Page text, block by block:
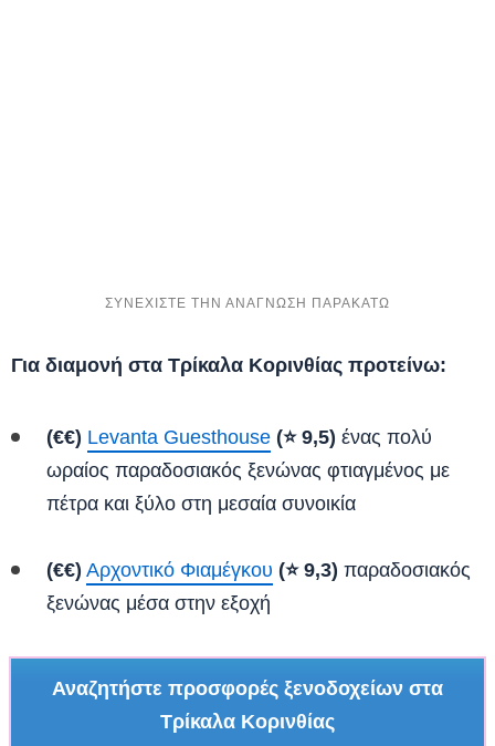
Για διαμονή στα Τρίκαλα Κορινθίας προτείνω:
(€€) Levanta Guesthouse (⭐ 9,5) ένας πολύ
ωραίος παραδοσιακός ξενώνας φτιαγμένος με
πέτρα και ξύλο στη μεσαία συνοικία
(€€) Αρχοντικό Φιαμέγκου (⭐ 9,3) παραδοσιακός
ξενώνας μέσα στην εξοχή
Αναζητήστε προσφορές ξενοδοχείων στα
Τρίκαλα Κορινθίας